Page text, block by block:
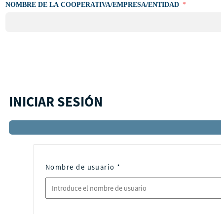
NOMBRE DE LA COOPERATIVA/EMPRESA/ENTIDAD
INICIAR SESIÓN
Nombre de usuario *